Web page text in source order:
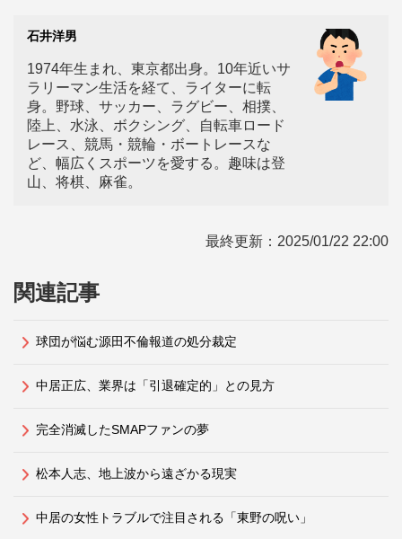
石井洋男
1974年生まれ、東京都出身。10年近いサ
ラリーマン生活を経て、ライターに転
身。野球、サッカー、ラグビー、相撲、
陸上、水泳、ボクシング、自転車ロード
レース、競馬・競輪・ボートレースな
ど、幅広くスポーツを愛する。趣味は登
山、将棋、麻雀。
最終更新： 2025/01/22 22:00
関連記事
球団が悩む源田不倫報道の処分裁定
中居正広、業界は「引退確定的」との見方
完全消滅したSMAPファンの夢
松本人志、地上波から遠ざかる現実
中居の女性トラブルで注目される「東野の呪い」